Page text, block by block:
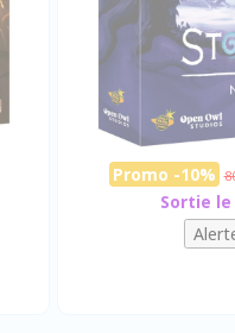
Promo -10%
Sortie le